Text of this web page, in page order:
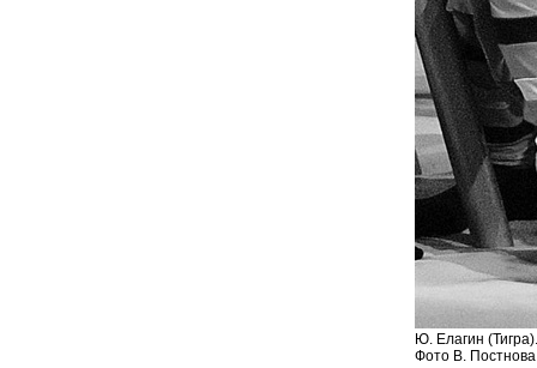
Ю. Елагин
Фото В. Постнова